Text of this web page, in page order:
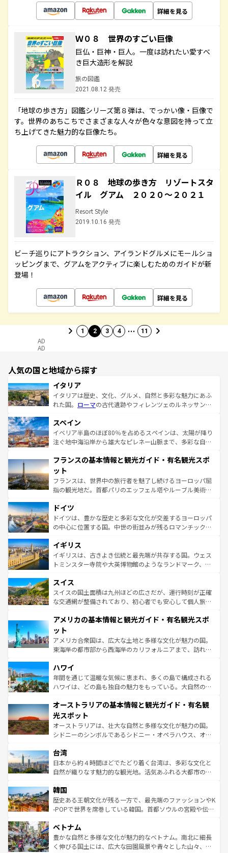
詳細を見る
Ｗ０８ 世界のすごい巨像
巨仏・巨神・巨人。一度は訪れたい愛すべ
き巨大造形を解説
旅の図鑑
2021.08.12 発売
「地球の歩き方」図鑑シリーズ第８弾は、でっかい像・巨像で
す。世界のあちこちでさまざまな人々が色々な意図を持って立
ち上げてきた魅力的な巨像たち。
詳細を見る
Ｒ０８ 地球の歩き方 リゾートスタ
イル グアム ２０２０～２０２１
Resort Style
2019.10.16 発売
ビーチ巡りにアトラクション、アイランドグルメにモールショ
ッピングまで、グアムをアクティブに楽しむためのガイドが新
登場！
詳細を見る
1 2 3 4 … 11
AD
AD
人気の国と地域から探す
イタリア
イタリアは歴史、文化、グルメ、自然と多彩な魅力にあふ
れた国。 ローマの古代遺跡やフィレンツェのルネッサンス
ろん、トスカーナの美しい田園風景やアマルフィ海岸の絶
景など、自然景観も見逃せない。観光の合間には、本場の
ピザやパスタなど、絶品のイタリア料理を堪能することも
ませてくれるイタリアで、忘れられない旅をしてみよう！
なお、新着のイタリア情報は
しい。
スペイン
イベリア半島のほぼ80％を占めるスペインは、太陽が降り
注ぐ地中海沿岸から雄大なピレネー山脈まで、多彩な自然
文化が根付くこの国では、情熱的なフラメンコ、熱気あふ
れる闘牛、そして美味しいタパスが生活の一部となってい
る。首都マドリードの洗練された雰囲気や、バルセロナの
アートに溢れた街角から、地方では古代ローマ遺跡や中世
せる。地方によって風土や気候が異なるスペインはその個
性で訪れる人を魅了する。 なお、新着のスペイン情報は コ
ンテンツ一覧を参照してほしい。
フランスの基本情報と観光ガイド・有名観光スポ
ット
フランスは、世界中の旅行者を魅了し続けるヨーロッパ屈
指の観光地だ。首都パリのエッフェル塔やルーブル美術館
で、幅広い魅力が詰まっている。華麗な宮殿、歴史的な大
聖堂、美しいビーチ、そして豊かな自然が、訪れる者を心
から魅了する。また、フランスは美食の国としても知ら
いる。シャンパンの発祥地であるランス、プロヴァンスの
香り高いラベンダー畑など、多彩な楽しみ方が可能だ。さ
らに、パリ以外の地域にも魅力が溢れており、どの街角に
れる地方に足を運ぶとそれぞれで全く異なる文化を体験で
きるだろう。 なお、新着のフランス情報はコンテンツ一覧
を参照してほしい。
ドイツ
ドイツは、豊かな歴史と多彩な文化が交差するヨーロッパ
の中心に位置する国。中世の街並みが残るロマンチック街
顔を持つこの国は、どこを歩いても飽きることがない。ベ
ルリンの文化的活気、バイエルン州のアルプスの絶景、そ
してライン川沿いのワイン畑といった風景は必見。ビール
は、お酒好きな人にはぜひ体験してほしい。 なお、新着の
ドイツ情報はコンテンツ一覧を参照してほしい。
イギリス
イギリスは、古きよき伝統と最先端が共存する国。ウェス
トミンスター寺院や大英博物館のようなランドマーク、歴
リアごとに異なる魅力がある。また、優雅なアフタヌーン
ティー、ビール好きにはたまらない英国パブ、サッカー観
戦など、本場だからこそできる体験も豊富。イギリスを旅
ンツ一覧を参照してほしい。
スイス
スイスの国土面積は九州ほどの広さだが、運行時刻が正確
な交通網が整備されており、初心者でも安心して個人旅行
の建物がそのまま残る町や、スイスならではのユニークな
博物館もあり、アルプス観光だけでなく町歩きも満喫する
ことができる。国民の所得が高いため物価も高いが、旅行
者向けの交通パス提供のサービスもあり、うまく活用すれ
着のスイス情報は
アメリカの基本情報と観光ガイド・有名観光スポ
ット
アメリカ合衆国は、広大な土地と多様な文化が魅力の国。
東海岸の都市部から西海岸のカリフォルニアまで、訪れる
のような巨大都市は、観光、ショッピング、エンターテイ
ンメントが詰まった刺激的なスポットだ。一方、アメリカ
西部には大自然が広がり、グランドキャニオンやイエロー
部のニューオーリンズでは、音楽と美食が融合した独特の
文化が魅力。旅行者はアメリカの各地域で異なる魅力を楽
しみながら、その多様性と豊かな歴史を感じることができ
るだろう。車でのロードトリップや列車の旅も、アメリカ
情報は
ハワイ
年間を通じて温暖な気候に恵まれ、多くの島で構成される
ハワイは、どの島も独自の魅力をもっている。大自然の神
ワイ島は見逃せない。また、定番の観光地といえばオアフ
島だが、静かな自然を求めるならマウイ島やカウアイ島が
おすすめ。エメラルドグリーンに輝く海をはじめ、豊かな
文化や歴史が息づいている。「アロハスピリット」と呼ば
人々、おいしいローカルフードやハワイアンミュージッ
ク、伝統的なフラダンスなど、すべてがハワイの魅力を彩
っている。訪れるたびに新しい発見と感動が待っているハ
はコンテンツ一覧
オーストラリアの基本情報と観光ガイド・有名観
光スポット
オーストラリアは、壮大な自然と多様な文化が魅力の国。
シドニーのシンボルであるシドニー・オペラハウス、オー
リアリーフや大陸中央部にそびえるウルル（エアーズロッ
ク）、タスマニアの美しい原生林やケアンズの熱帯雨林な
ど、見どころがたくさん。また、カフェやワイン、オージ
いる。アクティビティも充実しており、サーフィンやダイ
ビング、ハイキングなど、アウトドア好きにはたまらな
い。オーストラリアの多彩な魅力を存分に味わいつくそ
参照してほしい。
台湾
日本から約４時間ほどでたどり着く台湾は、多彩な文化と
自然が織りなす魅力的な観光地。活気あふれる大都市の台
ン）、静ひつな山岳地帯である台湾東部など、都市の喧騒
と山間の静けさが共存しており、訪れる人に新しい発見と
驚きをもたらしてくれる。また、奥深い台湾の食文化も魅
容にもいいと評判のスイーツなど、バラエティ豊かな料理
が味わえる。 なお、新着の台湾情報は コンテンツ一覧を参
照してほしい。
韓国
歴史ある王朝文化が残る一方で、最先端のファッションやK
-POPで世界を席巻している韓国。首都ソウルの宮殿や伝統
き、地方に足を延ばせば四季折々の自然美を楽しむことが
できる。そして、キムチや焼肉、絶品のストリートフード
まで、さまざまな韓国料理が待っている。夜には、韓国な
ベトナム
豊かな自然と多様な文化が魅力的なベトナム。南北に細長
く伸びる国土には、広大な田園風景や青々とした山々、世